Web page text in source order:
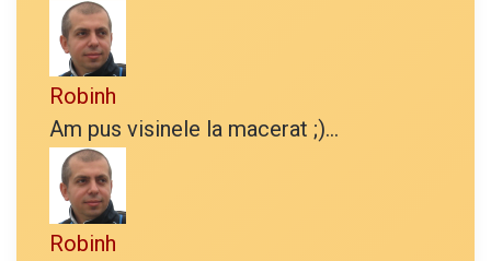
Robinh
Am pus visinele la macerat ;)...
Robinh